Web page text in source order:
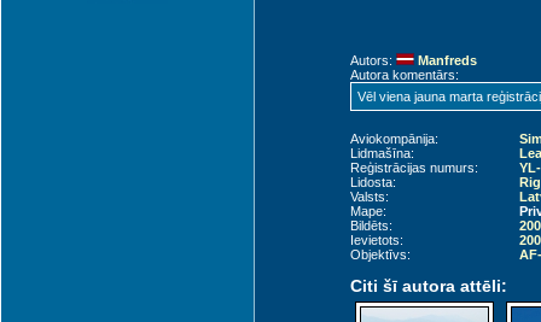
Autors:
Manfreds
Autora komentārs:
Vēl viena jauna marta
Aviokompānija:
Lidmašīna:
Reģistrācijas numurs:
Lidosta:
Valsts:
Mape:
Bildēts:
Ievietots:
Objektīvs:
Citi šī autora attēli: